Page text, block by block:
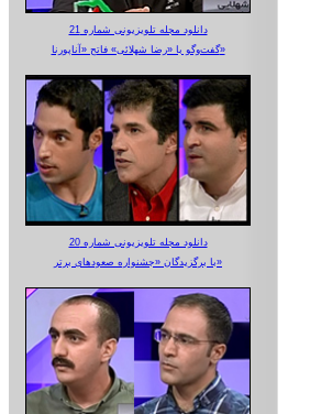
دانلود مجله تلویزیونی شماره 21
گفت‌وگو با «رضا شهلائی» فاتح «آناپورنا»
دانلود مجله تلویزیونی شماره 20
با برگزیدگان «جشنواره صعودهای برتر»